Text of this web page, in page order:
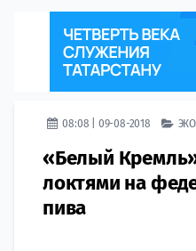
08:08 | 09-08-2018
«Белый
локтями на
пива